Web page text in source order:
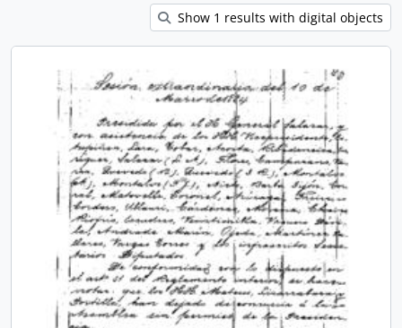
Show 1 results with digital objects